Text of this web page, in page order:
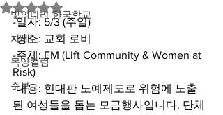
빛의나라 한국학교
차세대
목양컬럼
주보
Rated NaN out of 5 stars.
-일자: 5/3 (주일)
-장소: 교회 로비
-주체: EM (Lift Community & Women at
Risk)
-내용: 현대판 노예제도로 위험에 노출
된 여성들을 돕는 모금행사입니다. 단체